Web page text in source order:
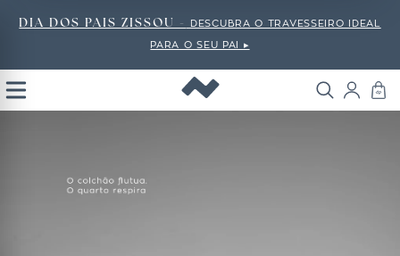
DIA DOS PAIS ZISSOU - DESCUBRA O TRAVESSEIRO IDEAL
PARA O SEU PAI ▸
Open